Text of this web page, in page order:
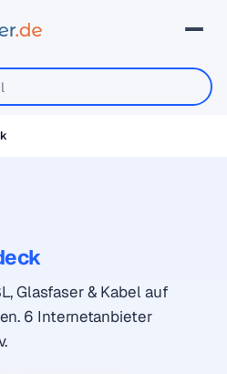
Glasfaser & Kabel auf
6 Internetanbieter